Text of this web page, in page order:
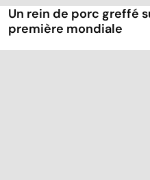
Un rein de porc greffé
première mondiale